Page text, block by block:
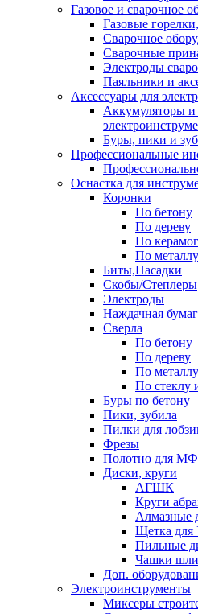
Газовое и сварочное
Газовые
Сварочное
Сварочные
Электроды
Паяльники и
Аксессуары для
Аккумуляторы и
Буры, пики и
Профессиональные
Оснастка для
Коронки
По бетону
По дереву
По
По металлу
Биты,Насадки
Скобы/Степлеры
Электроды
Наждачная
Сверла
По бетону
По дереву
По металлу
По стеклу
Буры по бетону
Пики, зубила
Пилки для
Фрезы
Полотно для
Диски, круги
АГШК
Круги
Алмазные
Щетка
Пильные
Чашки
Доп.
Электроинструменты
Миксеры